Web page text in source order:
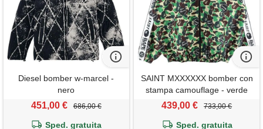
Diesel bomber w-marcel -
nero
451,00 € 686,00 €
Sped. gratuita
SAINT MXXXXXX bomber con
stampa camouflage - verde
439,00 € 733,00 €
Sped. gratuita